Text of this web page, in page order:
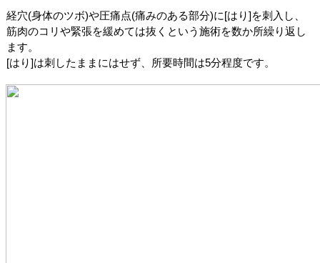
経穴(身体のツボ)や圧痛点(痛みのある部分)に[はり]を刺入し、
筋肉のコリや緊張を緩めては抜くという施術を数か所繰り返し
ます。
[はり]は刺したままにはせず、所要時間は5分程度です。